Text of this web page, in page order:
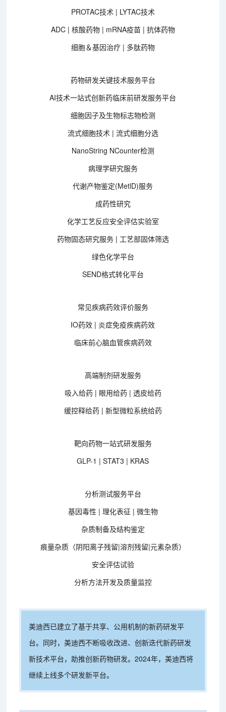
PROTAC技术 | LYTAC技术
ADC | 核酸药物 | mRNA疫苗 | 抗体药物
细胞＆基因治疗 | 多肽药物
药物研发关键技术服务平台
AI技术一站式创新药临床前研发服务平台
细胞因子及生物标志物检测
流式细胞技术 | 流式细胞分选
NanoString NCounter检测
病理学研究服务
代谢产物鉴定(MetlD)服务
成药性研究
化学工艺反应安全评估实验室
药物固态研究服务 | 工艺部固体筛选
绿色化学平台
SEND格式转化平台
常见疾病药效评价服务
IO药效 | 炎症免疫疾病药效
临床前心脑血管疾病药效
高端制剂研发服务
吸入给药 | 眼用给药 | 透皮给药
缓控释给药 | 新型微粒系统给药
靶向药物一站式研发服务
GLP-1 | STAT3 | KRAS
分析测试服务平台
基因毒性 | 理化表征 | 微生物
杂质制备及结构鉴定
痕量杂质（阴阳离子残留|溶剂残留|元素杂质）
安全评估试验
分析方法开发及质量监控
美迪西已建立了基于共享、公用机制的新药研发平
台。同时，美迪西不断吸收改进、创新迭代新药研发
新技术平台，助推创新药物研发。2024年，美迪西将
继续上线多个研发新平台。